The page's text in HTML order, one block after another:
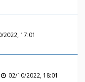
2022, 17:01
02/10/2022, 18:01